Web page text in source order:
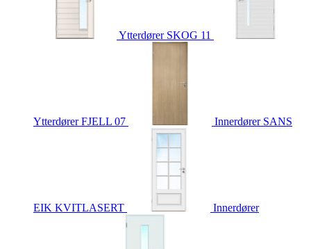
Ytterdører SKOG 11
YtterdørerFJELL 07 Innerdører SANS
EIK KVITLASERT Innerdører